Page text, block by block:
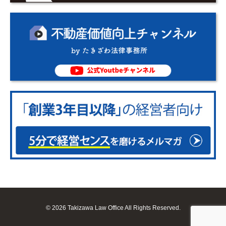
© 2026 Takizawa Law Office All Rights Reserved.